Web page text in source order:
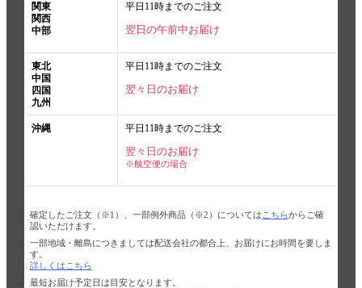
関東
関西
中部
平日11時までのご注文
翌日の午前中お届け
東北
中国
四国
九州
平日11時までのご注文
翌々日のお届け
沖縄 平日11時までのご注文
翌々日のお届け
※航空便の場合
確定したご注文（※1）、一部例外商品（※2）については こちらからご確
認いただけます。
一部地域・離島につきましては配送会社の都合上、お届けにお時間を要しま
す。
詳しくはこちら
最短お届け予定日は目安となります。